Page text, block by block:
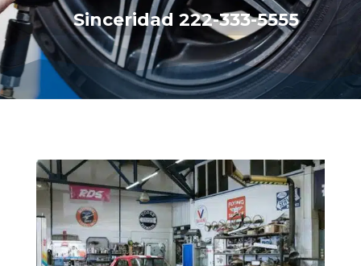
Sinceridad222-333-5555